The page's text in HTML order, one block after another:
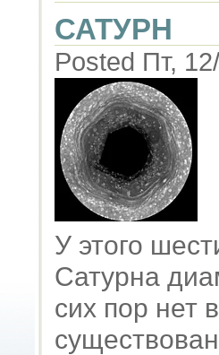
САТУРН
Posted Пт,
У этого
Сатурна
сих пор нет